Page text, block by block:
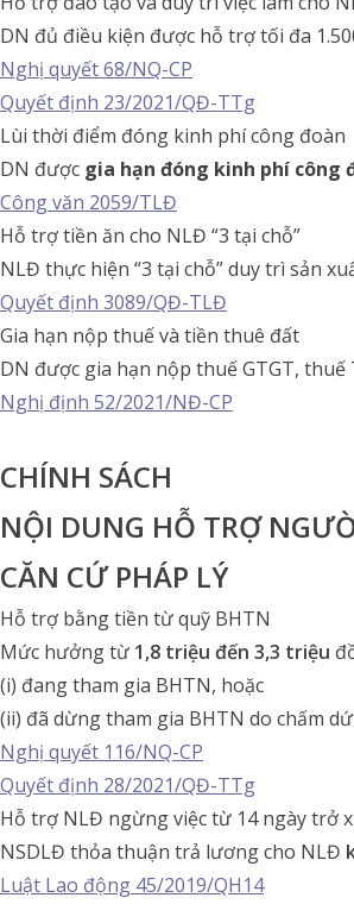
DN đủ điều kiện được hỗ trợ tối đa
Nghị quyết 68/NQ-CP
Quyết định 23/2021/QĐ-TTg
Lùi thời điểm đóng kinh phí công đoàn
DN được gia hạn đóng kinh phí công
Công văn 2059/TLĐ
Hỗ trợ tiền ăn cho NLĐ “3 tại chỗ”
NLĐ thực hiện “3 tại chỗ” duy trì sản
Quyết định 3089/QĐ-TLĐ
Gia hạn nộp thuế và tiền thuê đất
DN được gia hạn nộp thuế GTGT,
Nghị định 52/2021/NĐ-CP
CHÍNH SÁCH
NỘI DUNG HỖ TRỢ
CĂN CỨ PHÁP LÝ
Hỗ trợ bằng tiền từ quỹ BHTN
Mức hưởng từ 1,8 triệu đến 3,3 triệu
(i) đang tham gia BHTN, hoặc
(ii) đã dừng tham gia BHTN do chấm
Nghị quyết 116/NQ-CP
Quyết định 28/2021/QĐ-TTg
Hỗ trợ NLĐ ngừng việc từ 14 ngày trở
NSDLĐ thỏa thuận trả lương cho NLĐ
Luật Lao động 45/2019/QH14